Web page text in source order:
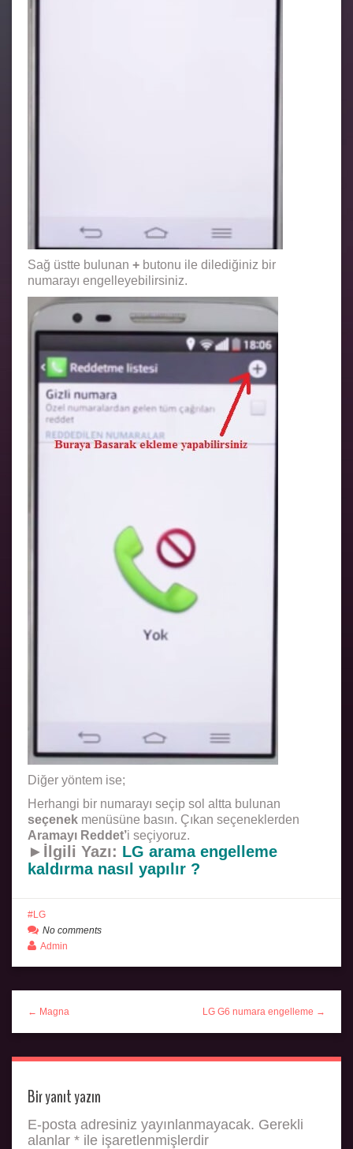
Sağ üstte bulunan + butonu ile dilediğiniz bir
numarayı engelleyebilirsiniz.
Diğer yöntem ise;
Herhangi bir numarayı seçip sol altta bulunan
seçenek menüsüne basın. Çıkan seçeneklerden
Aramayı Reddet’i seçiyoruz.
►İlgili Yazı: LG arama engelleme
kaldırma nasıl yapılır ?
LG
No comments
Admin
← Magna LG G6 numara engelleme →
Bir yanıt yazın
E-posta adresiniz yayınlanmayacak. Gerekli
alanlar * ile işaretlenmişlerdir